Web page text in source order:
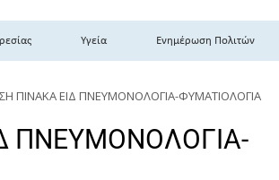
Υγεία Ενημέρωση Πολιτών
ΠΙΝΑΚΑ ΕΙΔ ΠΝΕΥΜΟΝΟΛΟΓΙΑ-ΦΥΜΑΤΙΟΛΟΓΙΑ
ΠΝΕΥΜΟΝΟΛΟΓΙΑ-